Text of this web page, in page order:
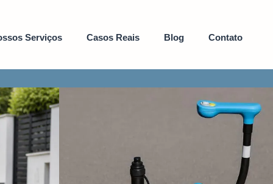
Serviços Casos Reais Blog Contato